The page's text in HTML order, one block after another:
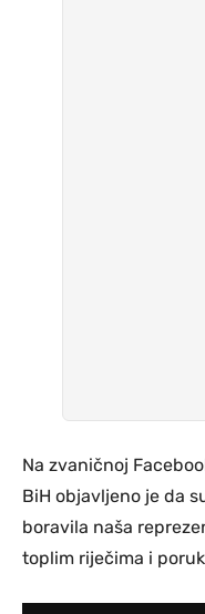
Na zvaničnoj
BiH objavljeno je da
boravila naša
toplim riječima i